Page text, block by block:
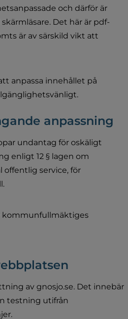
och därför är
Det här är pdf-
är av särskild vikt att
anpassa innehållet på
anpassning
undantag för oskäligt
enligt 12 § lagen om
service, för
kommunfullmäktiges
av gnosjo.se. Det innebär
testning utifrån